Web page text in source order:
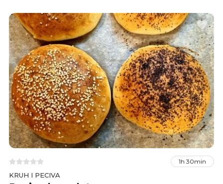
1h 30min
KRUH I PECIVA